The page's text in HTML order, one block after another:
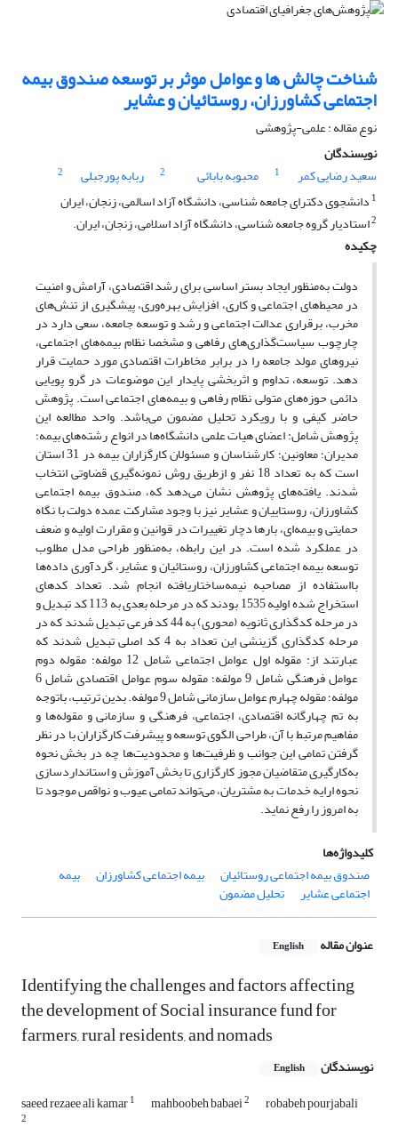
شناخت چالش ها و عوامل موثر بر توسعه صندوق بیمه
اجتماعی کشاورزان، روستائیان و عشایر
نوع مقاله : علمی-پژوهشی
نویسندگان
سعید رضایی کمر
1 محبوبه بابائی 2 ربابه پورجبلی
2
1 دانشجوی دکترای جامعه شناسی، دانشگاه آزاد اسالمی، زنجان، ایران
2استادیار گروه جامعه شناسی، دانشگاه آزاد اسلامی، زنجان، ایران.
چکیده
دولت به‌منظور ایجاد بستر اساسی برای رشد اقتصادی، آرامش و امنیت
در محیط‌های اجتماعی و کاری، افزایش بهره‌وری، پیشگیری از تنش‌های
مخرب، برقراری عدالت اجتماعی و رشد و توسعه جامعه، سعی دارد در
چارچوب سیاست‌گذاری‌های رفاهی و مشخصا نظام بیمه‌های اجتماعی،
نیروهای مولد جامعه را در برابر مخاطرات اقتصادی مورد حمایت قرار
دهد. توسعه، تداوم و اثربخشی پایدار این موضوعات در گرو پویایی
دائمی حوزه‌های متولی نظام رفاهی و بیمه‌های اجتماعی است. پژوهش
حاضر کیفی و با رویکرد تحلیل مضمون می‌باشد. واحد مطالعه این
پژوهش شامل: اعضای هیات علمی دانشگاه‌ها در انواع رشته‌های بیمه؛
مدیران؛ معاونین؛ کارشناسان و مسئولان کارگزاران بیمه در 31 استان
است که به تعداد 18 نفر و ازطریق روش نمونه‌گیری قضاوتی انتخاب
شدند. یافته‌های پژوهش نشان می‌دهد که، صندوق بیمه اجتماعی
کشاورزان، روستاییان و عشایر نیز با وجود مشارکت عمده دولت با نگاه
حمایتی و بیمه‌ای، بارها دچار تغییرات در قوانین و مقرارت اولیه و ضعف
در عملکرد شده است. در این رابطه، به‌منظور طراحی مدل مطلوب
توسعه بیمه اجتماعی کشاورزان، روستائیان و عشایر، گردآوری داده‌ها
بااستفاده از مصاحبه نیمه‌ساختاریافته انجام شد. تعداد کدهای
استخراج شده اولیه 1535 بودند که در مرحله بعدی به 113 کد تبدیل و
در مرحله کدگذاری ثانویه (محوری) به 44 کد فرعی تبدیل شدند که در
مرحله کدگذاری گزینشی این تعداد به 4 کد اصلی تبدیل شدند که
عبارتند از: مقوله اول عوامل اجتماعی شامل 12 مولفه؛ مقوله دوم
عوامل فرهنگی شامل 9 مولفه؛ مقوله سوم عوامل اقتصادی شامل 6
مولفه؛ مقوله چهارم عوامل سازمانی شامل 9 مولفه. بدین ترتیب، باتوجه
به تم چهارگانه اقتصادی، اجتماعی، فرهنگی و سازمانی و مقوله‌ها و
مفاهیم مرتبط با آن، طراحی الگوی توسعه و پیشرفت کارگزاران با در نظر
گرفتن تمامی این جوانب و ظرفیت‌ها و محدودیت‌ها چه در بخش نحوه
به‌کارگیری متقاضیان مجوز کارگزاری تا بخش آموزش و استانداردسازی
نحوه ارایه خدمات به مشتریان، می‌تواند تمامی عیوب و نواقص موجود تا
به امروز را رفع نماید.
کلیدواژه‌ها
صندوق بیمه اجتماعی روستائیان
بیمه اجتماعی کشاورزان بیمه
اجتماعی عشایر تحلیل مضمون
عنوان مقاله English
Identifying the challenges and factors affecting
the development of Social insurance fund for
farmers, rural residents, and nomads
نویسندگان English
saeed rezaee ali kamar1 mahboobeh babaei2 robabeh pourjabali
2